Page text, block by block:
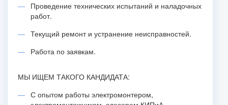
Проведение технических испытаний и наладочных
работ.
Текущий ремонт и устранение неисправностей.
Работа по заявкам.
МЫ ИЩЕМ ТАКОГО КАНДИДАТА:
С опытом работы электромонтером,